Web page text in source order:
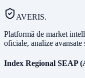
AVERIS.
Platformă de market
oficiale, analize
Index Regional SEAP